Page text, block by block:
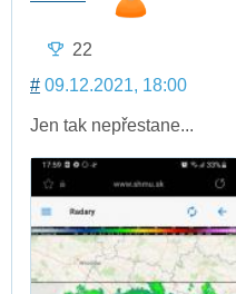
22
# 09.12.2021, 18:00
Jen tak nepřestane...